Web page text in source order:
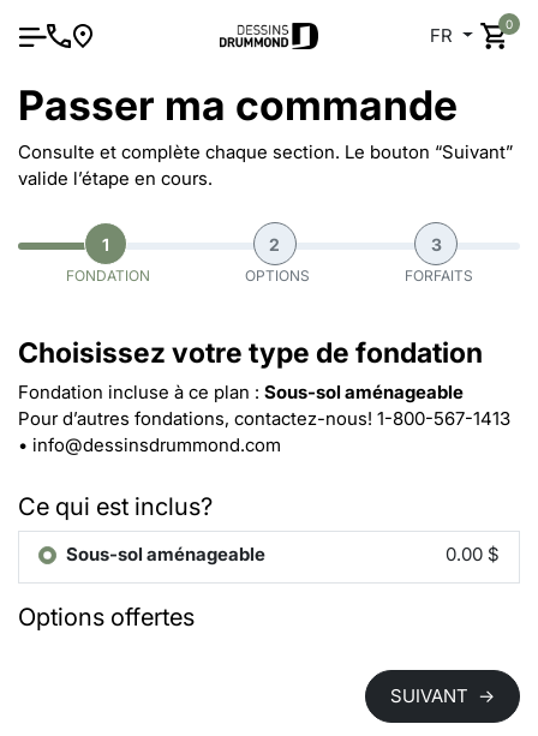
FR
0
Passer ma commande
Consulte et complète chaque section. Le bouton “Suivant”
valide l’étape en cours.
1
FONDATION
2
OPTIONS
3
FORFAITS
Choisissez votre type de fondation
Fondation incluse à ce plan : Sous-sol aménageable
Pour d’autres fondations, contactez-nous! 1-800-567-1413
• info@dessinsdrummond.com
Ce qui est inclus?
Sous-sol aménageable 0.00 $
Options offertes
SUIVANT →